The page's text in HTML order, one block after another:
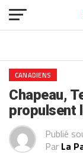
CANADIENS
Chapeau,
propulsent
Publié
Par La